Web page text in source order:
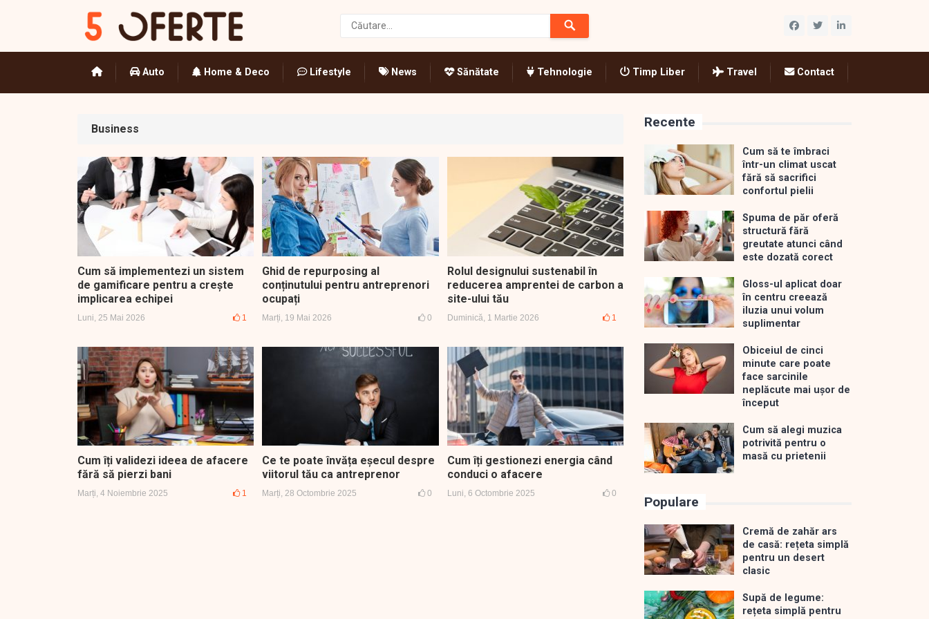
Auto Home & Deco Lifestyle News Sănătate Tehnologie Timp Liber Travel Contact
Business
Cum să implementezi un sistem
de gamificare pentru a crește
implicarea echipei
Luni, 25 Mai 2026 1
Ghid de repurposing al
conținutului pentru antreprenori
ocupați
Marți, 19 Mai 2026 0
Rolul designului sustenabil în
reducerea amprentei de carbon a
site-ului tău
Duminică, 1 Martie 2026 1
Cum îți validezi ideea de afacere
fără să pierzi bani
Marți, 4 Noiembrie 2025 1
Ce te poate învăța eșecul despre
viitorul tău ca antreprenor
Marți, 28 Octombrie 2025 0
Cum îți gestionezi energia când
conduci o afacere
Luni, 6 Octombrie 2025 0
Recente
Cum să te îmbraci
într-un climat uscat
fără să sacrifici
confortul pielii
Spuma de păr oferă
structură fără
greutate atunci când
este dozată corect
Gloss-ul aplicat doar
în centru creează
iluzia unui volum
suplimentar
Obiceiul de cinci
minute care poate
face sarcinile
neplăcute mai ușor de
început
Cum să alegi muzica
potrivită pentru o
masă cu prietenii
Populare
Cremă de zahăr ars
de casă: rețeta simplă
pentru un desert
clasic
Supă de legume:
rețeta simplă pentru